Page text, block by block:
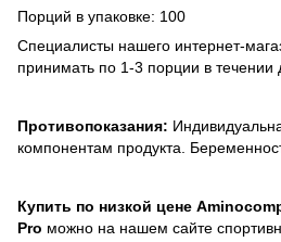
Порций в упаковке: 100
Специалисты нашего интернет-
принимать по 1-3 порции в течении
Противопоказания:
компонентам продукта.
Купить по низкой цене
Pro можно на нашем сайте